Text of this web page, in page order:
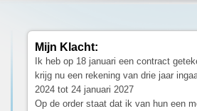
Mijn Klacht:
Ik heb op 18 januari een contract
krijg nu een rekening van drie jaar
2024 tot 24 januari 2027
Op de order staat dat ik van hun een